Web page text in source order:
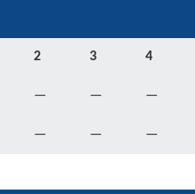
2 3 4
— — —
— — —